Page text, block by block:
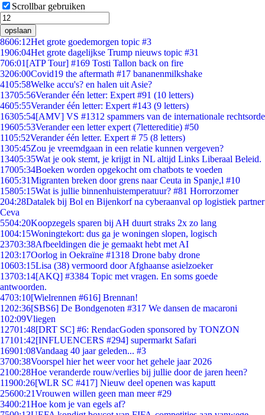
Scrollbar gebruiken
opslaan
8606:12Het grote goedemorgen topic #3
1906:04Het grote dagelijkse Trump nieuws topic #31
706:01 [ATP Tour] #169 Tosti Tallon back on fire
3206:00Covid19 the aftermath #17 bananenmilkshake
4105:58Welke accu's? en halen uit Asie?
13705:56Verander één letter: Expert #91 (10 letters)
4605:55Verander één letter: Expert #143 (9 letters)
16305:54[AMV] VS #1312 spammers van de internationale rechtsorde
19605:53Verander een letter expert (7lettereditie) #50
1105:52Verander één letter. Expert # 75 (8 letters)
1305:45Zou je vreemdgaan in een relatie kunnen vergeven?
13405:35Wat je ook stemt, je krijgt in NL altijd Links Liberaal Beleid.
17005:34Boeken worden opgekocht om chatbots te voeden
1605:31Migranten breken door grens naar Ceuta in Spanje,l #10
15805:15Wat is jullie binnenhuistemperatuur? #81 Horrorzomer
204:28Datalek bij Bol en Bijenkorf na cyberaanval op logistiek partner
Ceva
5504:20Koopzegels sparen bij AH duurt straks 2x zo lang
1004:15Woningtekort: dus ga je woningen slopen, logisch
23703:38Afbeeldingen die je gemaakt hebt met AI
1203:17Oorlog in Oekraïne #1318 Drone baby drone
10603:15Lisa (38) vermoord door Afghaanse asielzoeker
13703:14[AKQ] #3384 Topic met vragen. En soms goede
antwoorden.
4703:10[Wielrennen #616] Brennan!
1202:36[SBS6] De Bondgenoten #317 We dansen de macaroni
102:09Vliegen
12701:48[DRT SC] #6: RendacGoden sponsored by TONZON
17101:42[INFLUENCERS #294] supermarkt Safari
16901:08Vandaag 40 jaar geleden... #3
3700:38Voorspel hier het weer voor het gehele jaar 2026
2100:28Hoe veranderde rouw/verlies bij jullie door de jaren heen?
11900:26[WLR SC #417] Nieuw deel openen was kaputt
25600:21Vrouwen willen geen man meer #29
3400:21Hoe kom je van egels af?